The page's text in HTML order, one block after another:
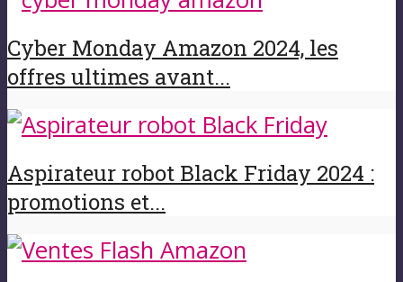
Cyber Monday Amazon 2024, les
offres ultimes avant...
Aspirateur robot Black Friday 2024 :
promotions et...